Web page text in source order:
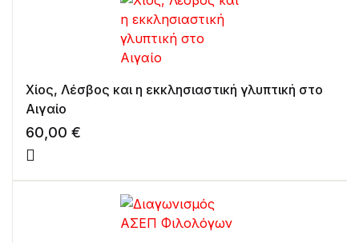
Χίος, Λέσβος και η εκκλησιαστική γλυπτική στο
Αιγαίο
60,00 €